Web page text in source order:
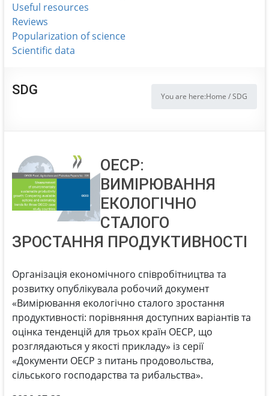
Useful resources
Reviews
Popularization of science
Scientific data
You are here:Home /SDG
SDG
ОЕСР:
ВИМІРЮВАННЯ
ЕКОЛОГІЧНО
СТАЛОГО
ЗРОСТАННЯ ПРОДУКТИВНОСТІ
Організація економічного співробітництва та
розвитку опублікувала робочий документ
«Вимірювання екологічно сталого зростання
продуктивності: порівняння доступних варіантів та
оцінка тенденцій для трьох країн ОЕСР, що
розглядаються у якості прикладу» із серії
«Документи ОЕСР з питань продовольства,
сільського господарства та рибальства».